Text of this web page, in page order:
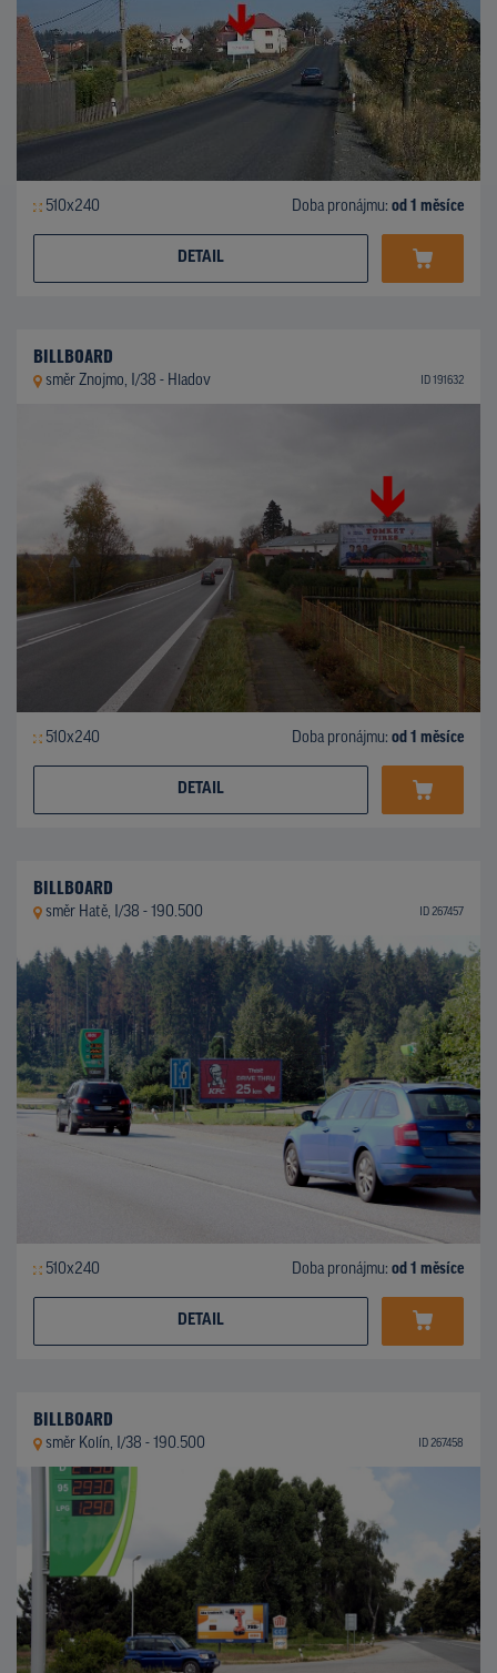
510x240 Doba pronájmu: od 1 měsíce
DETAIL
BILLBOARD
směr Znojmo, I/38 - Hladov ID 191632
510x240 Doba pronájmu: od 1 měsíce
DETAIL
BILLBOARD
směr Hatě, I/38 - 190.500 ID 267457
510x240 Doba pronájmu: od 1 měsíce
DETAIL
BILLBOARD
směr Kolín, I/38 - 190.500 ID 267458